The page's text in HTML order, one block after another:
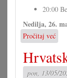
20:00
Nedilja, 26.
Pročitaj već
u
pon, 13/05/